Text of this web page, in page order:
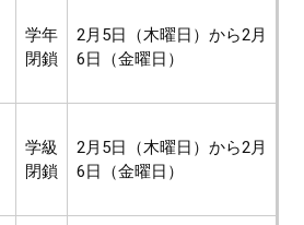
学年
閉鎖
2月5日（木曜日）から2月
6日（金曜日）
学級
閉鎖
2月5日（木曜日）から2月
6日（金曜日）